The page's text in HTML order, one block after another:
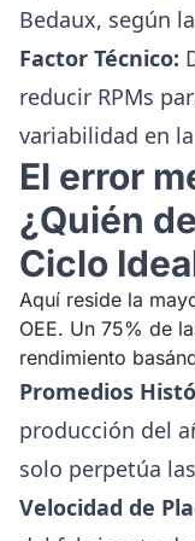
Bedaux, según
Factor Técnico:
reducir RPMs
variabilidad en
El error
¿Quién
Ciclo
Aquí reside la
OEE. Un 75% de
rendimiento
Promedios
producción del
solo perpetúa
Velocidad de